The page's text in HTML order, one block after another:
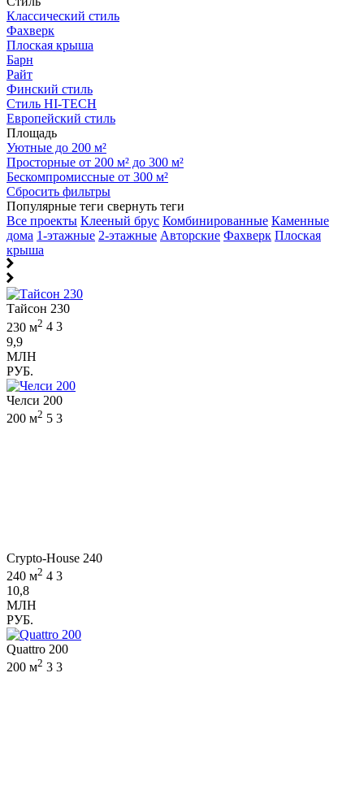
Классический стиль
Фахверк
Плоская крыша
Барн
Райт
Финский стиль
Стиль HI-TECH
Европейский стиль
Площадь
Уютные до 200 м²
Просторные от 200 м² до 300 м²
Бескомпромиссные от 300 м²
Сбросить фильтры
Популярные теги свернуть теги
Все проекты Клееный брус Комбинированные Каменные
дома 1-этажные 2-этажные Авторские Фахверк Плоская
крыша
Тайсон 230
230 м2 4 3
9,9
МЛН
РУБ.
Челси 200
200 м2 5 3
Crypto-House 240
240 м2 4 3
10,8
МЛН
РУБ.
Quattro 200
200 м2 3 3